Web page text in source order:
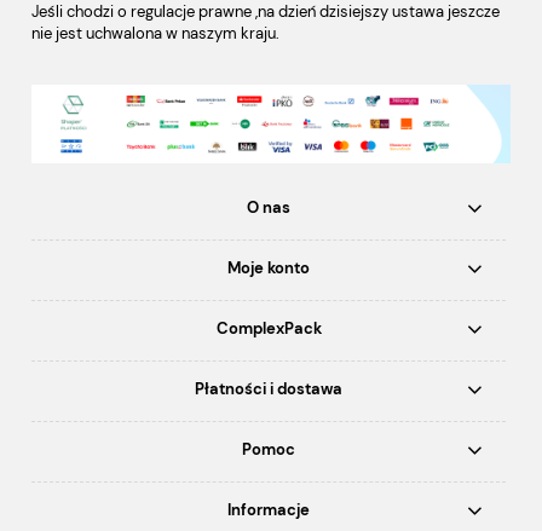
Jeśli chodzi o regulacje prawne ,na dzień dzisiejszy ustawa jeszcze
nie jest uchwalona w naszym kraju.
O nas
Moje konto
ComplexPack
Płatności i dostawa
Pomoc
Informacje